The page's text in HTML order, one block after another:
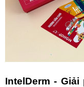
IntelDerm -